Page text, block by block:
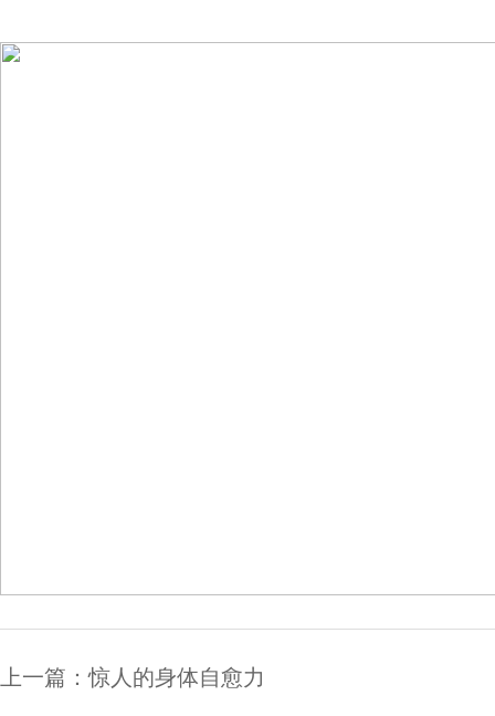
上一篇：惊人的身体自愈力